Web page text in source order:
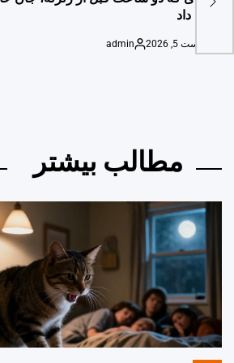
نجات داد
آگوست 5, 2026
Posted
admin
مطالب بیشتر